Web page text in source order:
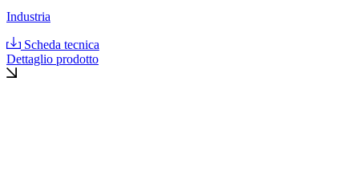
Industria
Scheda tecnica
Dettaglio prodotto